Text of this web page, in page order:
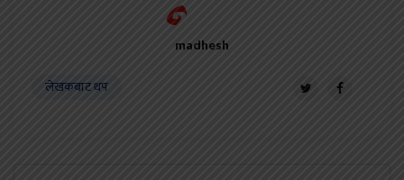
madhesh
लेखकबाट थप